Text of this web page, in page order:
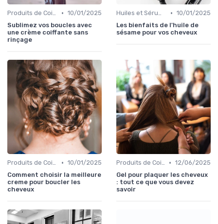
Produits de Coiffage • 10/01/2025
Sublimez vos boucles avec
une crème coiffante sans
rinçage
Huiles et Sérums • 10/01/2025
Les bienfaits de l'huile de
sésame pour vos cheveux
Produits de Coiffage • 10/01/2025
Comment choisir la meilleure
creme pour boucler les
cheveux
Produits de Coiffage • 12/06/2025
Gel pour plaquer les cheveux
: tout ce que vous devez
savoir